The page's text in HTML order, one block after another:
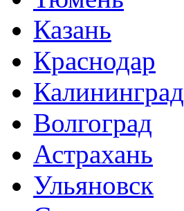
Казань
Краснодар
Калининград
Волгоград
Астрахань
Ульяновск